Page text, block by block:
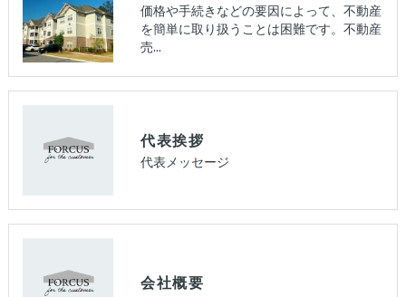
価格や手続きなどの要因によって、不動産
を簡単に取り扱うことは困難です。不動産
売…
代表挨拶
代表メッセージ
会社概要